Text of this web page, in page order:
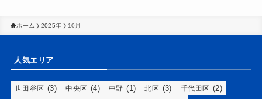
ホーム 2025年 10月
人気エリア
世田谷区 (3) 中央区 (4) 中野 (1) 北区 (3) 千代田区 (2)